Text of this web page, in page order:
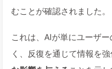
むことが確認されました。
これは、AIが単にユーザ
く、反復を通じて情報を強